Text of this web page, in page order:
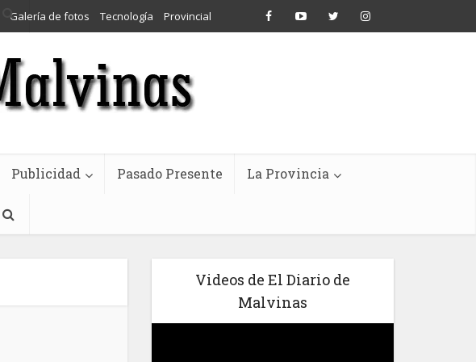
Galería de fotos Tecnología Provincial
Publicidad Pasado Presente La Provincia
Videos de El Diario de
Malvinas